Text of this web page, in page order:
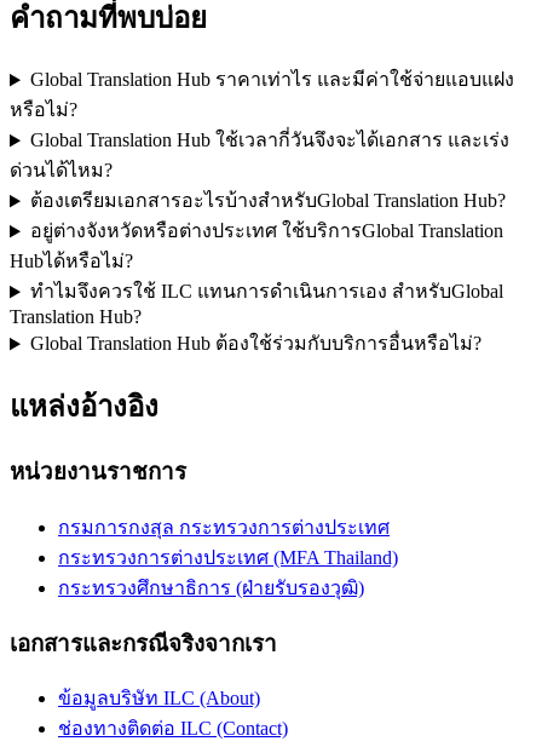
คำถามที่พบบ่อย
Global Translation Hub ราคาเท่าไร และมีค่าใช้จ่ายแอบแฝง
หรือไม่?
Global Translation Hub ใช้เวลากี่วันจึงจะได้เอกสาร และเร่ง
ด่วนได้ไหม?
ต้องเตรียมเอกสารอะไรบ้างสำหรับGlobal Translation Hub?
อยู่ต่างจังหวัดหรือต่างประเทศ ใช้บริการGlobal Translation
Hubได้หรือไม่?
ทำไมจึงควรใช้ ILC แทนการดำเนินการเอง สำหรับGlobal
Translation Hub?
Global Translation Hub ต้องใช้ร่วมกับบริการอื่นหรือไม่?
แหล่งอ้างอิง
หน่วยงานราชการ
กรมการกงสุล กระทรวงการต่างประเทศ
กระทรวงการต่างประเทศ (MFA Thailand)
กระทรวงศึกษาธิการ (ฝ่ายรับรองวุฒิ)
เอกสารและกรณีจริงจากเรา
ข้อมูลบริษัท ILC (About)
ช่องทางติดต่อ ILC (Contact)